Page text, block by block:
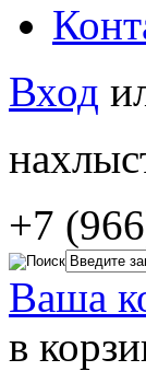
Вход
+7
Ваша
в